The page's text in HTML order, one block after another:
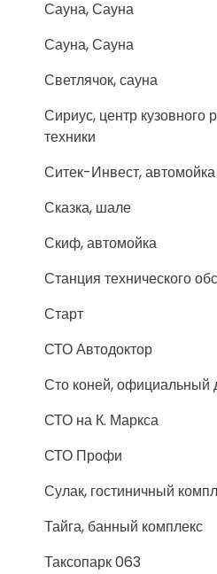
Сауна, Сауна
Сауна, Сауна
Светлячок, сауна
Сириус, центр кузовного
техники
Ситек-Инвест, автомойка
Сказка, шале
Скиф, автомойка
Станция технического
Старт
СТО Автодоктор
Сто коней, официальный
СТО на К. Маркса
СТО Профи
Сулак, гостиничный
Тайга, банный комплекс
Таксопарк 063